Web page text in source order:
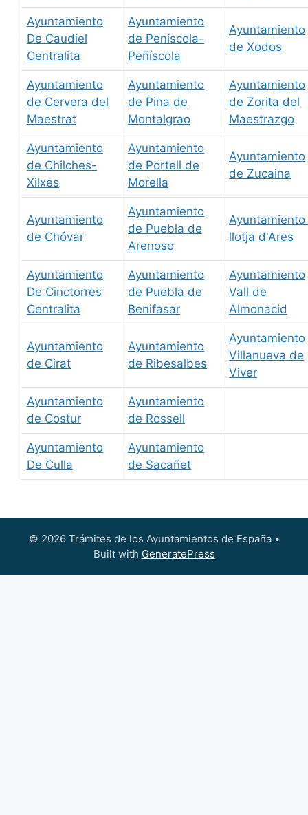
Ayuntamiento
De Caudiel
Centralita
Ayuntamiento
de Peníscola-
Peñíscola
Ayuntamiento
de Xodos
Ayuntamiento
de Cervera del
Maestrat
Ayuntamiento
de Pina de
Montalgrao
Ayuntamiento
de Zorita del
Maestrazgo
Ayuntamiento
de Chilches-
Xilxes
Ayuntamiento
de Portell de
Morella
Ayuntamiento
de Zucaina
Ayuntamiento
de Chóvar
Ayuntamiento
de Puebla de
Arenoso
Ayuntamiento
llotja d'Ares
Ayuntamiento
De Cinctorres
Centralita
Ayuntamiento
de Puebla de
Benifasar
Ayuntamiento
Vall de
Almonacid
Ayuntamiento
de Cirat
Ayuntamiento
de Ribesalbes
Ayuntamiento
Villanueva de
Viver
Ayuntamiento
de Costur
Ayuntamiento
de Rossell
Ayuntamiento
De Culla
Ayuntamiento
de Sacañet
© 2026 Trámites de los Ayuntamientos de España•
Built with GeneratePress